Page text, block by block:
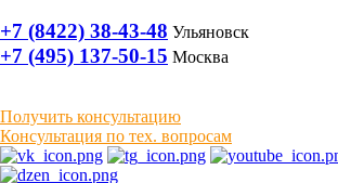
+7 (8422) 38-43-48 Ульяновск
+7 (495) 137-50-15 Москва
Получить консультацию
Консультация по тех. вопросам